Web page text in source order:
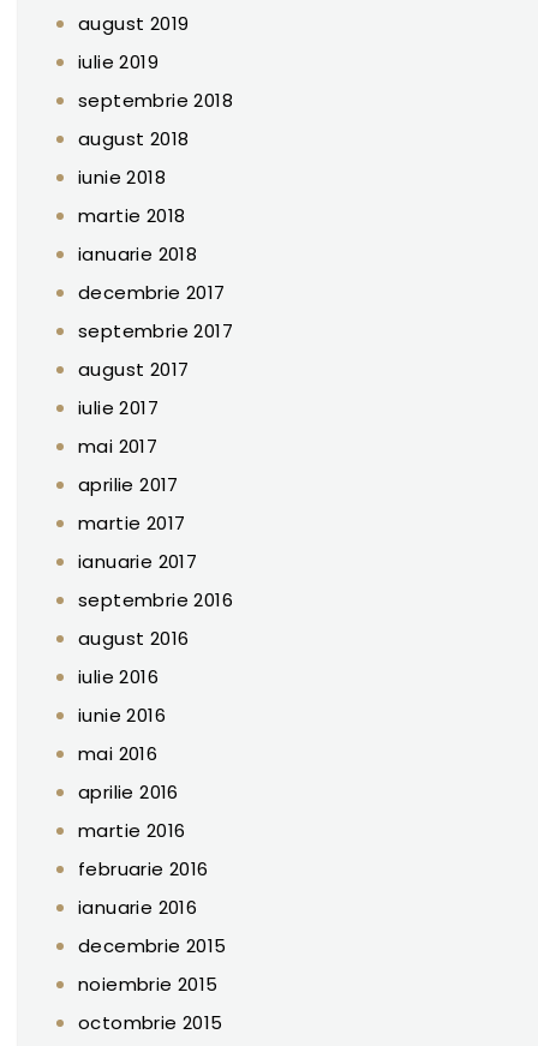
august 2019
iulie 2019
septembrie 2018
august 2018
iunie 2018
martie 2018
ianuarie 2018
decembrie 2017
septembrie 2017
august 2017
iulie 2017
mai 2017
aprilie 2017
martie 2017
ianuarie 2017
septembrie 2016
august 2016
iulie 2016
iunie 2016
mai 2016
aprilie 2016
martie 2016
februarie 2016
ianuarie 2016
decembrie 2015
noiembrie 2015
octombrie 2015